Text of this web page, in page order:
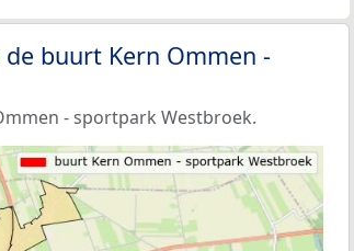
buurt Kern Ommen -
- sportpark Westbroek.